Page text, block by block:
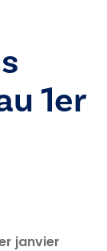
1er
janvier